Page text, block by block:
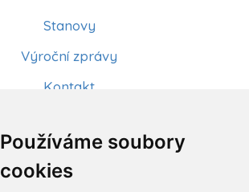
Používáme soubory
cookies
Stanovy
Výroční zprávy
Kontakt
Články
Kurzy a workshopy